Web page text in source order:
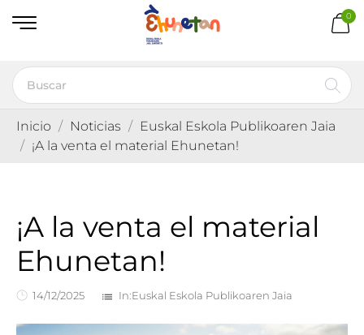
0
Inicio Noticias
Euskal Eskola Publikoaren Jaia
¡A la venta el material Ehunetan!
¡A la venta el material
Ehunetan!
14/12/2025 list In:Euskal Eskola Publikoaren Jaia